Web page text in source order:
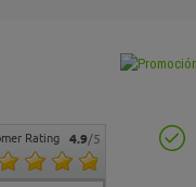
Rating 4.9/5